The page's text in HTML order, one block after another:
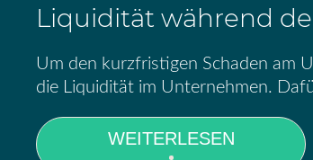
Liquidität während
Um den kurzfristigen Schaden am
die Liquidität im Unternehmen.
WEITERLESEN